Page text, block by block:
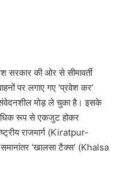
सरकार की ओर से सीमावर्ती
पर लगाए गए ‘प्रवेश कर’
मोड़ ले चुका है। इसके
रूप से एकजुट होकर
राजमार्ग (Kiratpur-
‘खालसा टैक्स’ (Khalsa